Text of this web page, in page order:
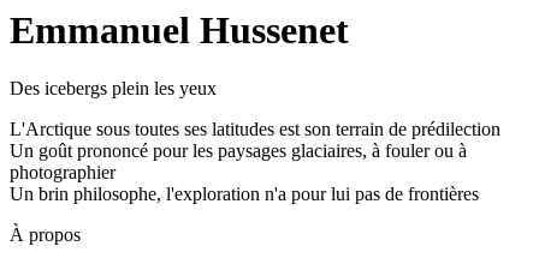
Emmanuel Hussenet
Des icebergs plein les yeux
L'Arctique sous toutes ses latitudes est son terrain de prédilection
Un goût prononcé pour les paysages glaciaires, à fouler ou à
photographier
Un brin philosophe, l'exploration n'a pour lui pas de frontières
À propos